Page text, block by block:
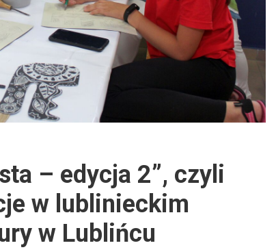
– edycja 2”, czyli
w lublinieckim
w Lublińcu